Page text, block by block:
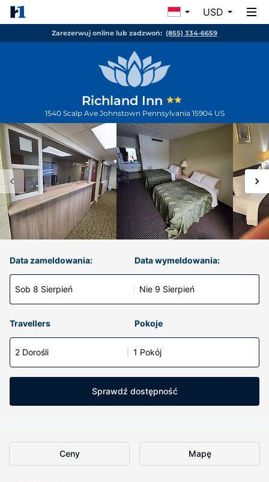
USD
Zarezerwuj online lub zadzwoń: (855) 334-6659
Richland Inn
1540 Scalp Ave Johnstown Pennsylvania 15904 US
Data zameldowania:
Sob 8 Sierpień
Data wymeldowania:
Nie 9 Sierpień
Travellers Pokoje
2 Dorośli 1 Pokój
Sprawdź dostępność
Ceny Mapę